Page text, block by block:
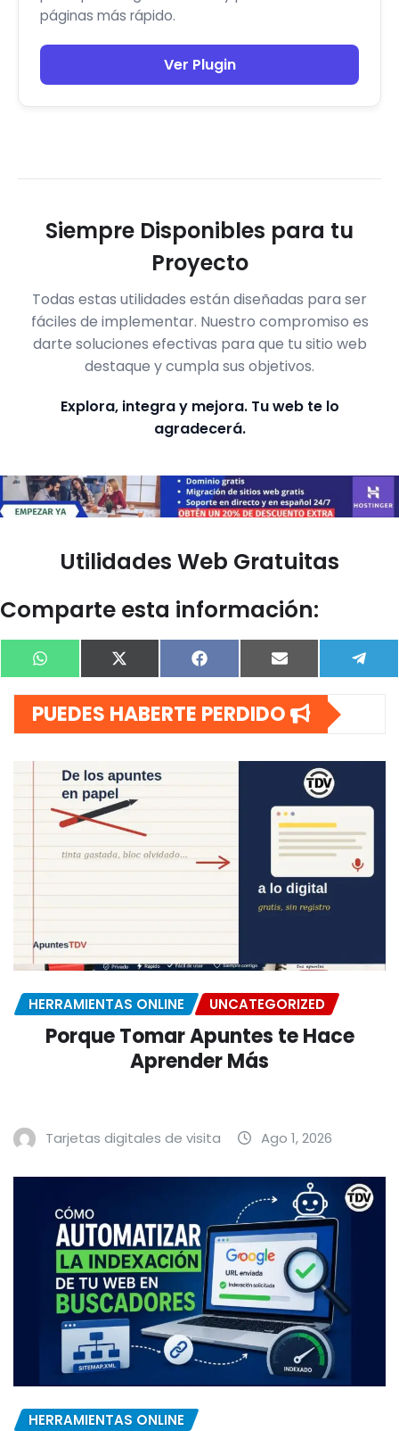
páginas más rápido.
Ver Plugin
Siempre Disponibles para tu
Proyecto
Todas estas utilidades están diseñadas para ser
fáciles de implementar. Nuestro compromiso es
darte soluciones efectivas para que tu sitio web
destaque y cumpla sus objetivos.
Explora, integra y mejora. Tu web te lo
agradecerá.
Utilidades Web Gratuitas
Comparte esta información:
Compartir
en
WhatsAppCompartir
en
X
(Twitter)
Compartir
en
Facebook Compartir
en
Email
en
PUEDES HABERTE PERDIDO
HERRAMIENTAS ONLINE UNCATEGORIZED
Porque Tomar Apuntes te Hace
Aprender Más
Tarjetas digitales de visita Ago 1, 2026
HERRAMIENTAS ONLINE